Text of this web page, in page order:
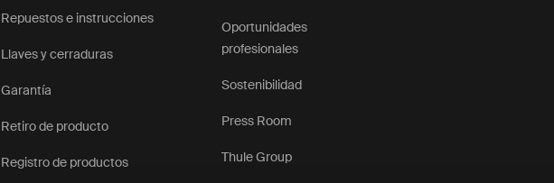
Repuestos e instrucciones
Llaves y cerraduras
Garantía
Retiro de producto
Registro de productos
Oportunidades
profesionales
Sostenibilidad
Press Room
Thule Group